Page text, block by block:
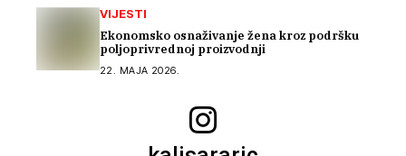
VIJESTI
Ekonomsko osnaživanje žena kroz podršku
poljoprivrednoj proizvodnji
22. MAJA 2026.